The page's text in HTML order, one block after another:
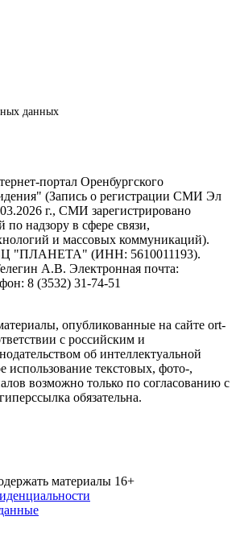
данных
портал Оренбургского
(Запись о регистрации СМИ Эл
г., СМИ зарегистрировано
надзору в сфере связи,
и массовых коммуникаций).
"ПЛАНЕТА" (ИНН: 5610011193).
А.В. Электронная почта:
8 (3532) 31-74-51
опубликованные на сайте ort-
с российским и
об интеллектуальной
использование текстовых, фото-,
возможно только по согласованию с
обязательна.
материалы 16+